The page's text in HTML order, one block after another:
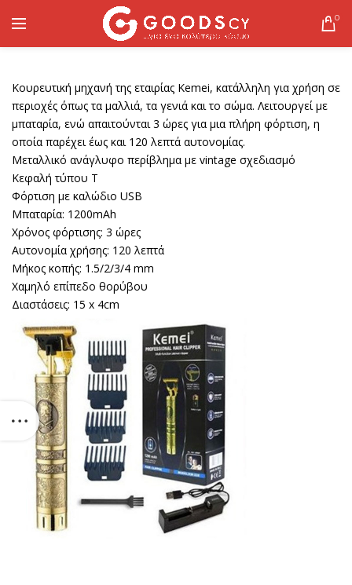
0
Κουρευτική μηχανή της εταιρίας Kemei, κατάλληλη για χρήση σε
περιοχές όπως τα μαλλιά, τα γενιά και το σώμα. Λειτουργεί με
μπαταρία, ενώ απαιτούνται 3 ώρες για μια πλήρη φόρτιση, η
οποία παρέχει έως και 120 λεπτά αυτονομίας.
Μεταλλικό ανάγλυφο περίβλημα με vintage σχεδιασμό
Κεφαλή τύπου Τ
Φόρτιση με καλώδιο USB
Μπαταρία: 1200mAh
Χρόνος φόρτισης: 3 ώρες
Αυτονομία χρήσης: 120 λεπτά
Μήκος κοπής: 1.5/2/3/4 mm
Χαμηλό επίπεδο θορύβου
Διαστάσεις: 15 x 4cm